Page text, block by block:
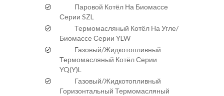
Паровой Котёл На Биомассе
Серии SZL
Термомасляный Котёл На Угле/
Биомассе Серии YLW
Газовый/Жидкотопливный
Термомасляный Котёл Серии
YQ(Y)L
Газовый/Жидкотопливный
Горизонтальный Термомасляный